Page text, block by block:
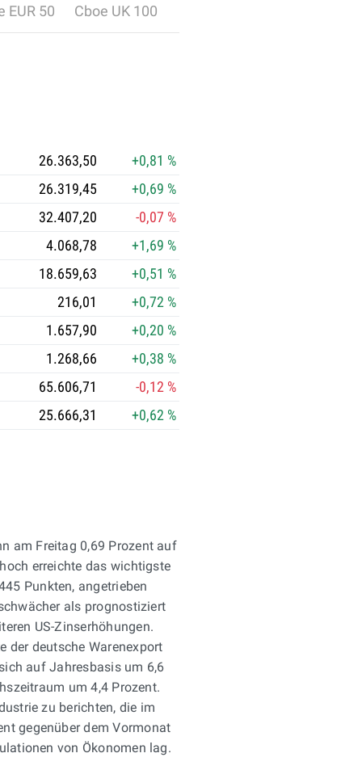
a
s
H
l
v
i
g
-
P
o
l
e
i
n
f
a
c
h
e
EUR 50 Cboe UK 100
26.363,50
+0,81 %
26.319,45
+0,69 %
32.407,20
-0,07 %
4.068,78
+1,69 %
18.659,63
+0,51 %
216,01
+0,72 %
1.657,90
+0,20 %
1.268,66
+0,38 %
65.606,71
-0,12 %
25.666,31 +0,62 %
am Freitag 0,69 Prozent auf
erreichte das wichtigste
Punkten, angetrieben
als prognostiziert
US-Zinserhöhungen.
der deutsche Warenexport
auf Jahresbasis um 6,6
um 4,4 Prozent.
zu berichten, die im
gegenüber dem Vormonat
von Ökonomen lag.